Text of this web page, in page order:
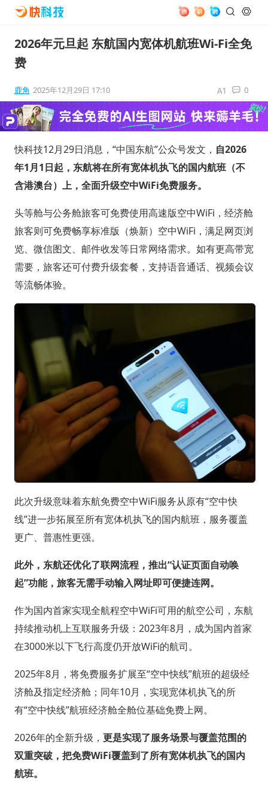
2026年元旦起 东航国内宽体机航班Wi-Fi全免
费
鹿角 2025年12月29日 17:10 0
快科技12月29日消息，“中国东航”公众号发文， 自2026
年1月1日起，东航将在所有宽体机执飞的国内航班（不
含港澳台）上，全面升级空中WiFi免费服务。
头等舱与公务舱旅客可免费使用高速版空中WiFi，经济舱
旅客则可免费畅享标准版（焕新）空中WiFi，满足网页浏
览、微信图文、邮件收发等日常网络需求。如有更高带宽
需要，旅客还可付费升级套餐，支持语音通话、视频会议
等流畅体验。
此次升级意味着东航免费空中WiFi服务从原有“空中快
线”进一步拓展至所有宽体机执飞的国内航班，服务覆盖
更广、普惠性更强。
此外，东航还优化了联网流程，推出“认证页面自动唤
起”功能，旅客无需手动输入网址即可便捷连网。
作为国内首家实现全航程空中WiFi可用的航空公司，东航
持续推动机上互联服务升级：2023年8月，成为国内首家
在3000米以下飞行高度仍开放WiFi的航司。
2025年8月，将免费服务扩展至“空中快线”航班的超级经
济舱及指定经济舱；同年10月，实现宽体机执飞的所
有“空中快线”航班经济舱全舱位基础免费上网。
2026年的全新升级， 更是实现了服务场景与覆盖范围的
双重突破，把免费WiFi覆盖到了所有宽体机执飞的国内
航班。